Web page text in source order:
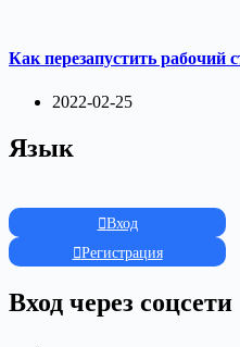
Как перезапустить рабочий
2022-02-25
Язык
Вход
Регистрация
Вход через соцсети